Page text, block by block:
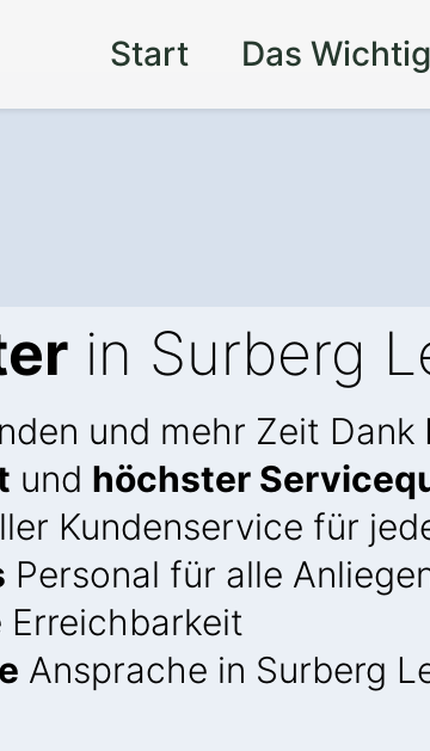
Start Das
in Surberg
und mehr Zeit Dank
und höchster
Kundenservice für
Personal für alle
Erreichbarkeit
Ansprache in Surberg